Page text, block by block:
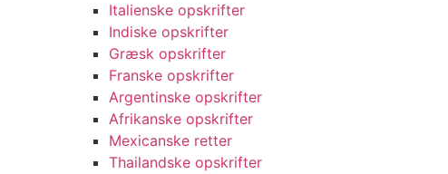
Italienske opskrifter
Indiske opskrifter
Græsk opskrifter
Franske opskrifter
Argentinske opskrifter
Afrikanske opskrifter
Mexicanske retter
Thailandske opskrifter